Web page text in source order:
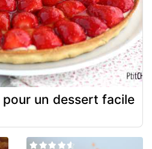
un dessert facile